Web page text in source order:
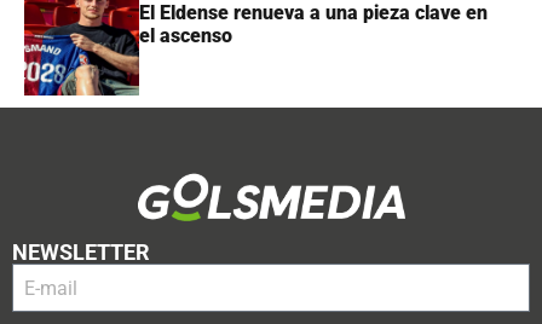
El Eldense renueva a una pieza clave en
el ascenso
NEWSLETTER